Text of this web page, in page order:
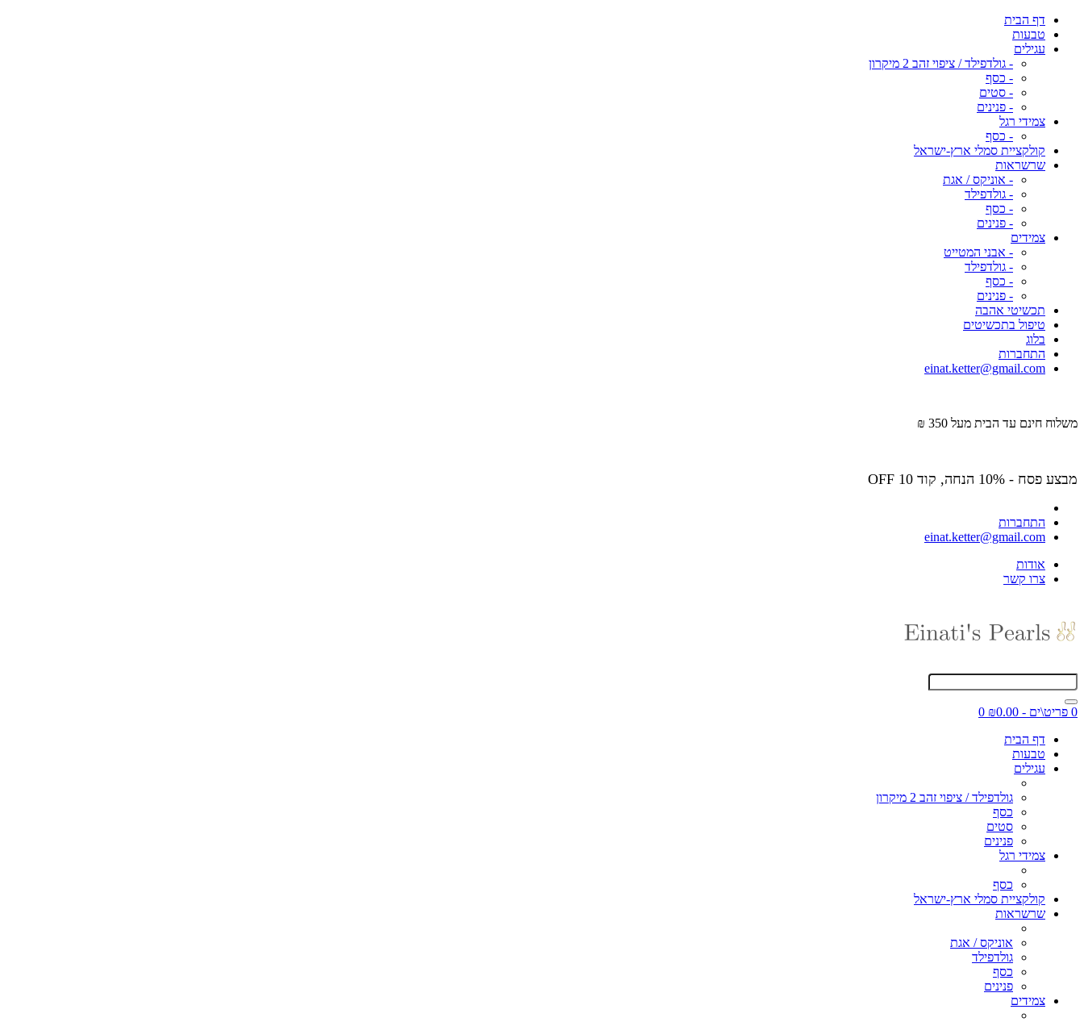
דף הבית
טבעות
עגילים
- גולדפילד / ציפוי זהב 2 מיקרון
- כסף
- סטים
- פנינים
צמידי רגל
- כסף
קולקציית סמלי ארץ-ישראל
שרשראות
- אוניקס / אגת
- גולדפילד
- כסף
- פנינים
צמידים
- אבני המטייט
- גולדפילד
- כסף
- פנינים
תכשיטי אהבה
טיפול בתכשיטים
בלוג
התחברות
einat.ketter@gmail.com
משלוח חינם עד הבית מעל 350 ₪
מבצע פסח - 10% הנחה, קוד OFF 10
התחברות
einat.ketter@gmail.com
אודות
צרו קשר
0 פריט\ים - ₪0.00
0
דף הבית
טבעות
עגילים
גולדפילד / ציפוי זהב 2 מיקרון
כסף
סטים
פנינים
צמידי רגל
כסף
קולקציית סמלי ארץ-ישראל
שרשראות
אוניקס / אגת
גולדפילד
כסף
פנינים
צמידים